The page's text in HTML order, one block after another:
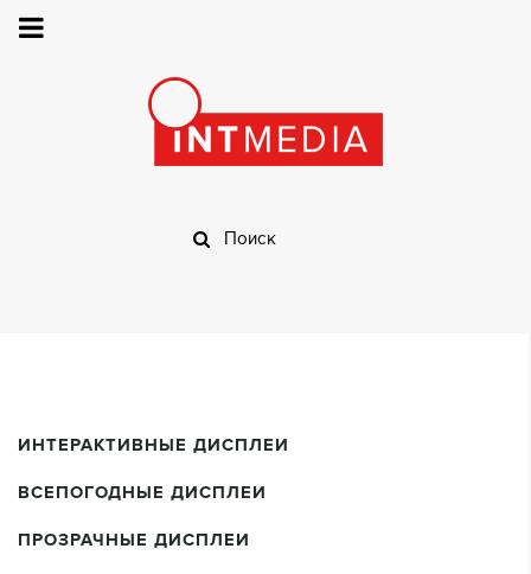
ИНТЕРАКТИВНЫЕ ДИСПЛЕИ
ВСЕПОГОДНЫЕ ДИСПЛЕИ
ПРОЗРАЧНЫЕ ДИСПЛЕИ